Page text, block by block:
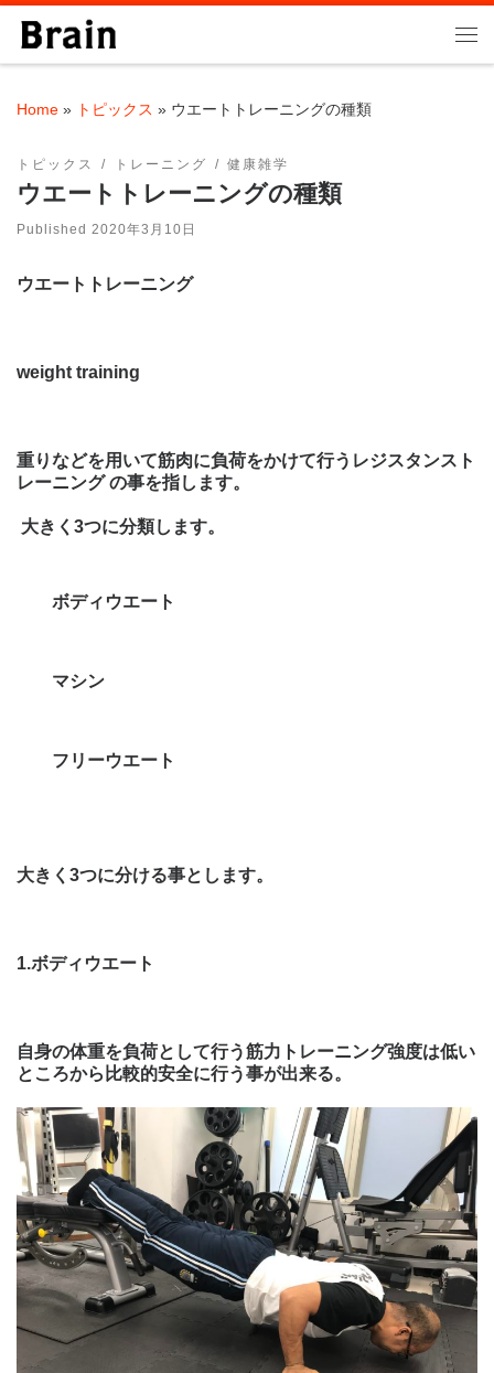
Skip to content
Home » トピックス » ウエートトレーニングの種類
トピックス トレーニング 健康雑学
ウエートトレーニングの種類
Published 2020年3月10日
ウエートトレーニング
weight training
重りなどを用いて筋肉に負荷をかけて行うレジスタンスト
レーニング の事を指します。
大きく 3つに分類します。
ボディウエート
マシン
フリーウエート
大きく 3つに分ける事とします。
1.ボディウエート
自身の体重を負荷として行う筋力トレーニング強度は低い
ところから比較的安全に行う事が出来る。